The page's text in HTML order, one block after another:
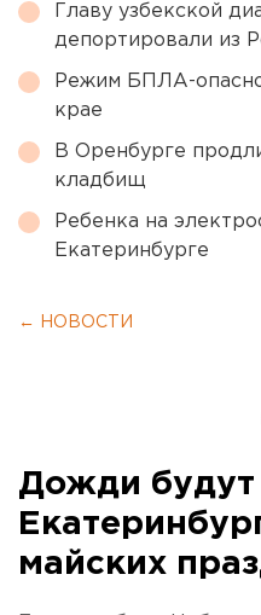
Главу узбекской
депортировали из
Режим БПЛА-
крае
В Оренбурге
кладбищ
Ребенка на
Екатеринбурге
← НОВОСТИ
Дожди будут
майских